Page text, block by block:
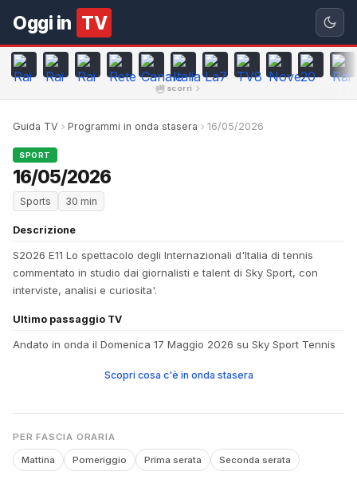
Oggi in TV
scorri
Guida TV Programmi in onda stasera 16/05/2026
SPORT
16/05/2026
Sports 30 min
Descrizione
S2026 E11 Lo spettacolo degli Internazionali d'Italia di tennis
commentato in studio dai giornalisti e talent di Sky Sport, con
interviste, analisi e curiosita'.
Ultimo passaggio TV
Andato in onda il Domenica 17 Maggio 2026 su Sky Sport Tennis
Scopri cosa c'è in onda stasera
PER FASCIA ORARIA
Mattina Pomeriggio Prima serata Seconda serata